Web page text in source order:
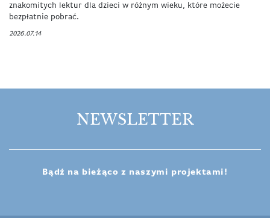
znakomitych lektur dla dzieci w różnym wieku, które możecie
bezpłatnie pobrać.
2026.07.14
NEWSLETTER
Bądź na bieżąco z naszymi projektami!